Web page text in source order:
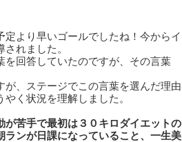
より早いゴールでしたね！今からイ
れました。
回答していたのですが、その言葉
、ステージでこの言葉を選んだ理由
く状況を理解しました。
苦手で最初は３０キロダイエットの
ンが日課になっていること、一生美